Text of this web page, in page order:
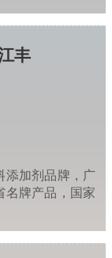
丰
添加剂品牌，广
名牌产品，国家